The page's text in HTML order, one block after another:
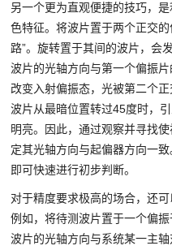
另一个更为直观便捷的技巧，
色特征。将波片置于两个正交
路”。旋转置于其间的波片，会
波片的光轴方向与第一个偏振
改变入射偏振态，光被第二个
波片从最暗位置转过45度时，
明亮。因此，通过观察并寻找
定其光轴方向与起偏器方向一
即可快速进行初步判断。
对于精度要求极高的场合，还
例如，将待测波片置于一个偏
波片的光轴方向与系统某一主